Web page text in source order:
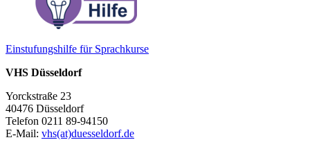
Einstufungshilfe für Sprachkurse
VHS Düsseldorf
Yorckstraße 23
40476 Düsseldorf
Telefon 0211 89-94150
E-Mail: vhs(at)duesseldorf.de